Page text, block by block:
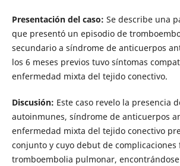
Presentación del caso: Se describe una
que presentó un episodio de
secundario a síndrome de anticuerpos
los 6 meses previos tuvo síntomas
enfermedad mixta del tejido conectivo.
Discusión: Este caso revelo la presencia
autoinmunes, síndrome de anticuerpos
enfermedad mixta del tejido conectivo
conjunto y cuyo debut de complicaciones
tromboembolia pulmonar,